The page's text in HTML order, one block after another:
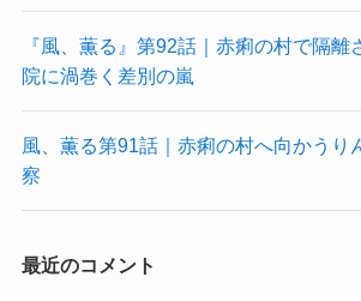
『風、薫る』第92話｜赤痢の村で隔離
院に渦巻く差別の嵐
風、薫る第91話｜赤痢の村へ向かうり
察
最近のコメント